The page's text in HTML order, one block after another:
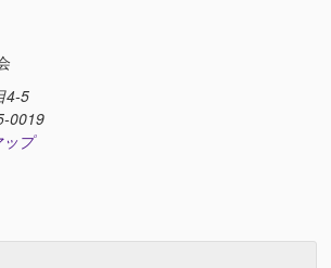
4-5
0019
プ